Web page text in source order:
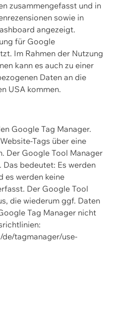
zusammengefasst und in
sowie in
angezeigt.
für Google
Im Rahmen der Nutzung
kann es auch zu einer
Daten an die
USA kommen.
Google Tag Manager.
Tags über eine
Der Google Tool Manager
bedeutet: Es werden
es werden keine
Der Google Tool
die wiederum ggf. Daten
Tag Manager nicht
tagmanager/use-